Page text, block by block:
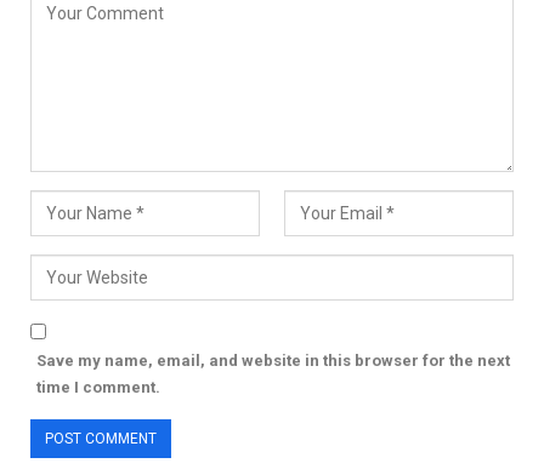
Save my name, email, and website in this browser for the next
time I comment.